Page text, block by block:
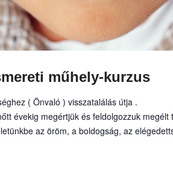
műhely-kurzus
( Önvaló ) visszatalálás útja .
évekig megértjük és feldolgozzuk
az öröm, a boldogság, az